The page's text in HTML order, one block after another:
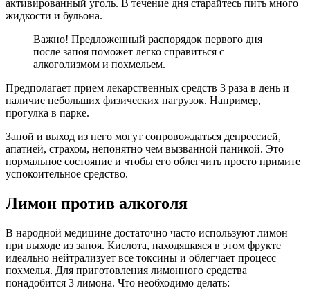
активированный уголь. В течение дня старайтесь пить много
жидкости и бульона.
Важно! Предложенный распорядок первого дня
после запоя поможет легко справиться с
алкоголизмом и похмельем.
Предполагает прием лекарственных средств 3 раза в день и
наличие небольших физических нагрузок. Например,
прогулка в парке.
Запой и выход из него могут сопровождаться депрессией,
апатией, страхом, непонятно чем вызванной паникой. Это
нормальное состояние и чтобы его облегчить просто примите
успокоительное средство.
Лимон против алкоголя
В народной медицине достаточно часто используют лимон
при выходе из запоя. Кислота, находящаяся в этом фрукте
идеально нейтрализует все токсины и облегчает процесс
похмелья. Для приготовления лимонного средства
понадобится 3 лимона. Что необходимо делать: